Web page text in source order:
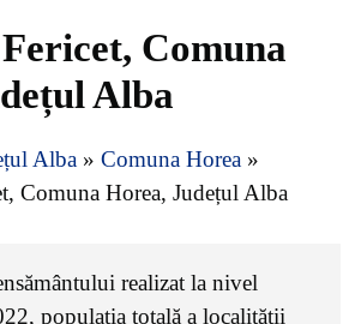
Comuna
Alba
Alba » Comuna Horea »
Comuna Horea, Județul Alba
realizat la nivel
populația totală a localității